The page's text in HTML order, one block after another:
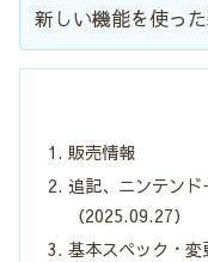
新しい機能を使っ
販売情報
追記、ニンテン
（2025.09.27）
基本スペック・変